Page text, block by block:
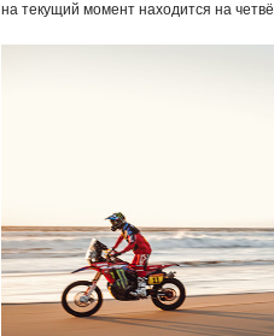
на текущий момент находится на